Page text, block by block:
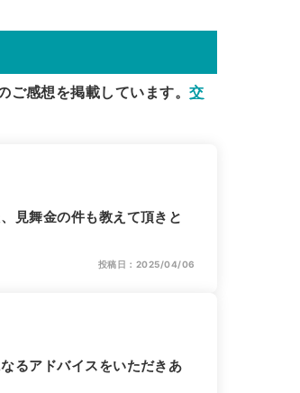
ご感想を掲載しています。交
見舞金の件も教えて頂きと
投稿日：2025/04/06
るアドバイスをいただきあ